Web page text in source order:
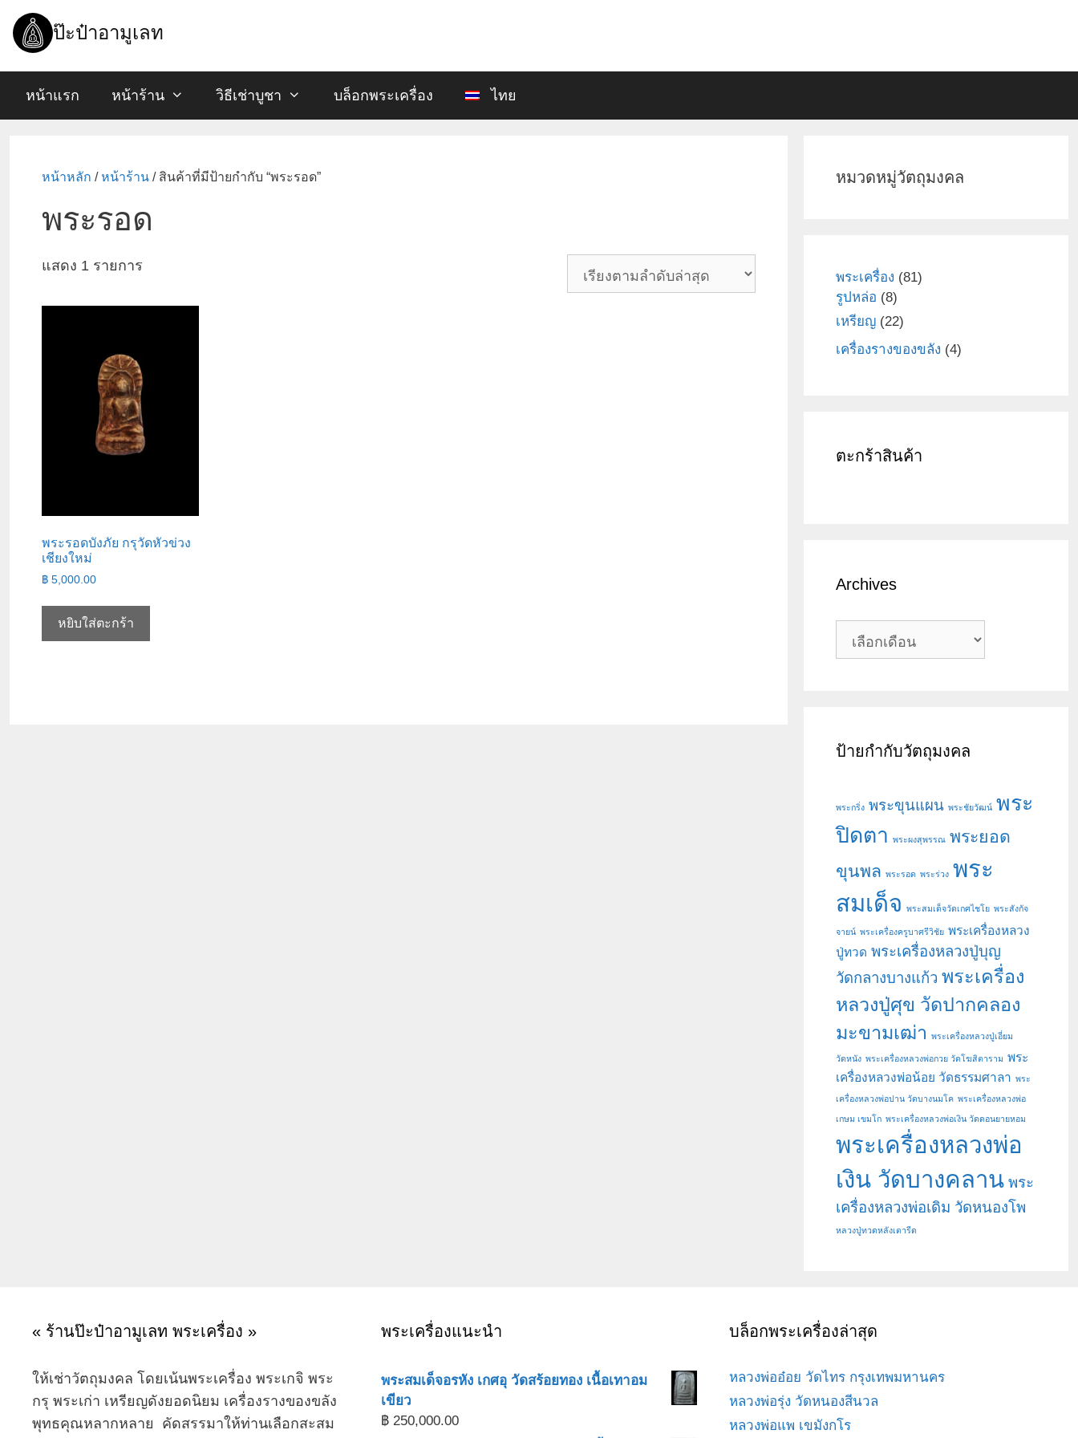
content
ป๊ะป๋าอามูเลท
หน้าแรก หน้าร้าน วิธีเช่าบูชา บล็อกพระเครื่อง ไทย
หน้าหลัก /หน้าร้าน / สินค้าที่มีป้ายกำกับ “พระรอด”
พระรอด
แสดง 1 รายการ
พระรอดบังภัย กรุวัดหัวข่วง
เชียงใหม่
฿ 5,000.00
หยิบใส่ตะกร้า
หมวดหมู่วัตถุมงคล
พระเครื่อง 8181
รูปหล่อ 88
สินค้า
เหรียญ 2222
สินค้า
เครื่องรางของขลัง 44
ตะกร้าสินค้า
Archives
ป้ายกำกับวัตถุมงคล
พระกริ่ง พระขุนแผน พระชัยวัฒน์ พระ
ปิดตา พระผงสุพรรณ พระยอด
ขุนพล พระรอด พระร่วง พระ
สมเด็จ พระสมเด็จวัดเกศไชโย พระสังกัจ
จายน์ พระเครื่องครูบาศรีวิชัย พระเครื่องหลวง
ปู่ทวด พระเครื่องหลวงปู่บุญ
วัดกลางบางแก้ว พระเครื่อง
หลวงปู่ศุข วัดปากคลอง
มะขามเฒ่า พระเครื่องหลวงปู่เอี่ยม
วัดหนัง พระเครื่องหลวงพ่อกวย วัดโฆสิตาราม พระ
เครื่องหลวงพ่อน้อย วัดธรรมศาลา พระ
เครื่องหลวงพ่อปาน วัดบางนมโค พระเครื่องหลวงพ่อ
เกษม เขมโก พระเครื่องหลวงพ่อเงิน วัดดอนยายหอม
พระเครื่องหลวงพ่อ
เงิน วัดบางคลาน พระ
เครื่องหลวงพ่อเดิม วัดหนองโพ
หลวงปู่ทวดหลังเตารีด
« ร้านป๊ะป๋าอามูเลท พระเครื่อง »
ให้เช่าวัตถุมงคล โดยเน้นพระเครื่อง พระเกจิ พระ
กรุ พระเก่า เหรียญดังยอดนิยม เครื่องรางของขลัง
พุทธคุณหลากหลาย คัดสรรมาให้ท่านเลือกสะสม
พระเครื่องแนะนำ
พระสมเด็จอรหัง เกศอุ วัดสร้อยทอง เนื้อเทาอม
เขียว
฿250,000.00
บล็อกพระเครื่องล่าสุด
หลวงพ่ออ๋อย วัดไทร กรุงเทพมหานคร
หลวงพ่อรุ่ง วัดหนองสีนวล
หลวงพ่อแพ เขมังกโร